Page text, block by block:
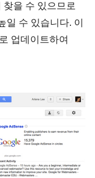
을 수 있으므로
일 수 있습니다. 이
업데이트하여